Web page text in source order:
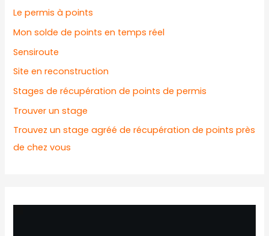
Le permis à points
Mon solde de points en temps réel
Sensiroute
Site en reconstruction
Stages de récupération de points de permis
Trouver un stage
Trouvez un stage agréé de récupération de points près
de chez vous